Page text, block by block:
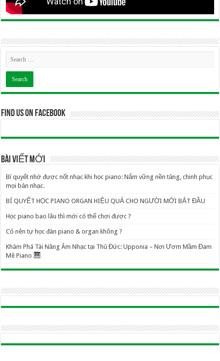
Find us on Facebook
BÀI VIẾT MỚI
Bí quyết nhớ được nốt nhạc khi học piano: Nắm vững nền tảng, chinh phục
mọi bản nhạc.
BÍ QUYẾT HỌC PIANO ORGAN HIỆU QUẢ CHO NGƯỜI MỚI BẮT ĐẦU
Học piano bao lâu thì mới có thể chơi được ?
Có nên tự học đàn piano & organ không ?
Khám Phá Tài Năng Âm Nhạc tại Thủ Đức: Upponia – Nơi Ươm Mầm Đam
Mê Piano